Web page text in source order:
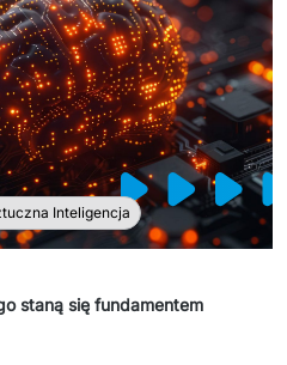
Inteligencja
staną się fundamentem